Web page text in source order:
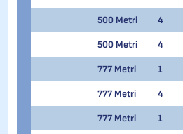
500 Metri 4
500 Metri 4
777 Metri 1
777 Metri 4
777 Metri 1